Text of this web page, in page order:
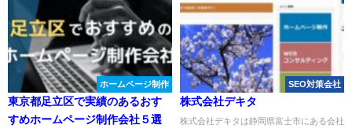
ホームページ制作
東京都足立区で実績のあるおす
すめホームページ制作会社５選
SEO対策会社
株式会社デキタ
株式会社デキタは静岡県富士市にある会社